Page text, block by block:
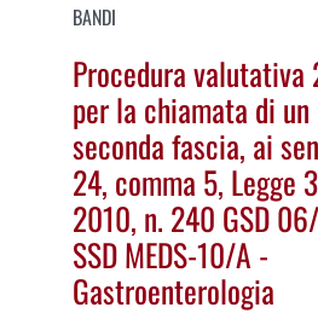
BANDI
Procedura valutativa
per la chiamata di
seconda fascia, ai
24, comma 5, Legge
2010, n. 240 GSD
SSD MEDS-10/A -
Gastroenterologia